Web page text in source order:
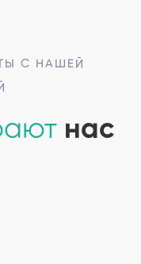
С НАШЕЙ
нас